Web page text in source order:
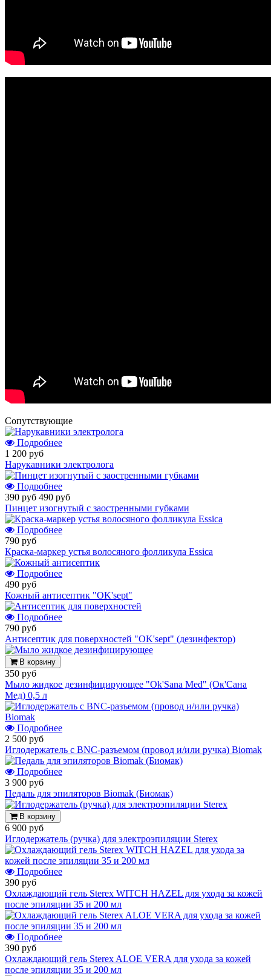
Cопутствующие
Подробнее
1 200 руб
Нарукавники электролога
Подробнее
390 руб 490 руб
Пинцет изогнутый с заостренными губками
Подробнее
790 руб
Краска-маркер устья волосяного фолликула Essica
Подробнее
490 руб
Кожный антисептик "OK'sept"
Подробнее
790 руб
Антисептик для поверхностей "OK'sept" (дезинфектор)
В корзину
350 руб
Мыло жидкое дезинфицирующее "Ok'Sana Med" (Ок'Сана
Мед) 0,5 л
Подробнее
2 500 руб
Иглодержатель с BNC-разъемом (провод и/или ручка) Biomak
Подробнее
3 900 руб
Педаль для эпиляторов Biomak (Биомак)
В корзину
6 900 руб
Иглодержатель (ручка) для электроэпиляции Sterex
Подробнее
390 руб
Охлаждающий гель Sterex WITCH HAZEL для ухода за кожей
после эпиляции 35 и 200 мл
Подробнее
390 руб
Охлаждающий гель Sterex ALOE VERA для ухода за кожей
после эпиляции 35 и 200 мл